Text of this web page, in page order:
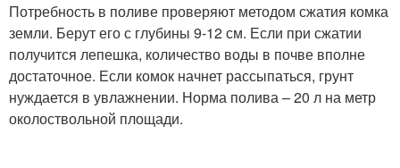
Потребность в поливе проверяют методом сжатия комка
земли. Берут его с глубины 9-12 см. Если при сжатии
получится лепешка, количество воды в почве вполне
достаточное. Если комок начнет рассыпаться, грунт
нуждается в увлажнении. Норма полива – 20 л на метр
околоствольной площади.